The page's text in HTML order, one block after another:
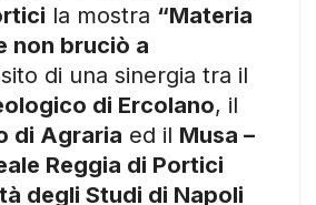
la mostra “Materia
non bruciò a
di una sinergia tra il
di Ercolano, il
di Agraria ed il Musa –
Reggia di Portici
degli Studi di Napoli